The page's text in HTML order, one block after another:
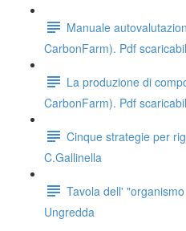
Manuale
CarbonFarm). Pdf
La produzione di
CarbonFarm). Pdf
Cinque strategie per
C.Gallinella
Tavola dell'
Ungredda